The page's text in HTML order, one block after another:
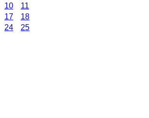
10
11
17
18
24
25